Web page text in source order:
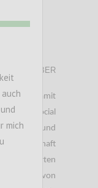
24 NOVEMBER
die damit
das social
und
Gesellschaft
von
mich